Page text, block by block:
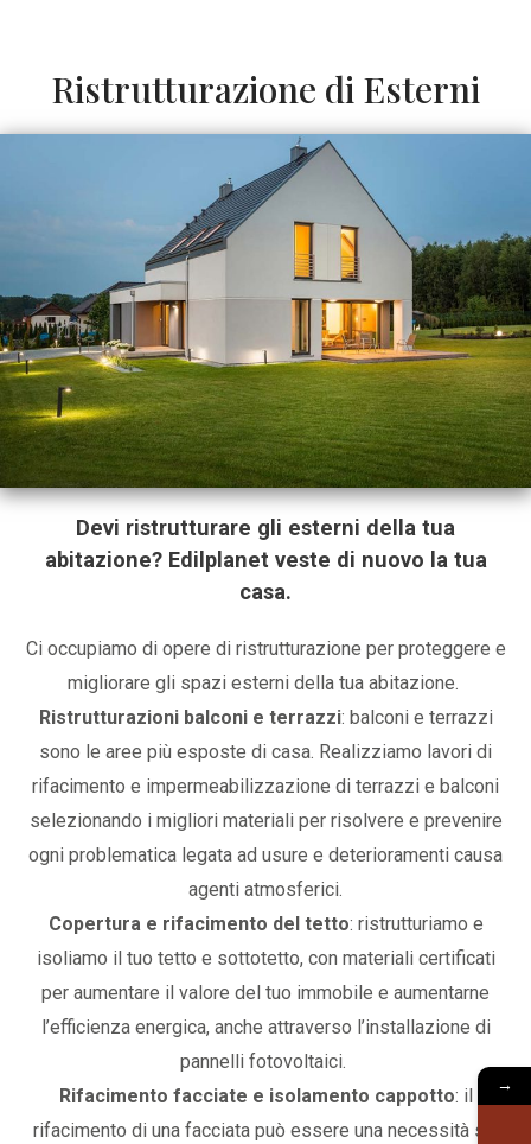
Ristrutturazione di Esterni
Devi ristrutturare gli esterni della tua
abitazione? Edilplanet veste di nuovo la tua
casa.
Ci occupiamo di opere di ristrutturazione per proteggere e
migliorare gli spazi esterni della tua abitazione.
Ristrutturazioni balconi e terrazzi: balconi e terrazzi
sono le aree più esposte di casa. Realizziamo lavori di
rifacimento e impermeabilizzazione di terrazzi e balconi
selezionando i migliori materiali per risolvere e prevenire
ogni problematica legata ad usure e deterioramenti causa
agenti atmosferici.
Copertura e rifacimento del tetto: ristrutturiamo e
isoliamo il tuo tetto e sottotetto, con materiali certificati
per aumentare il valore del tuo immobile e aumentarne
l’efficienza energica, anche attraverso l’installazione di
pannelli fotovoltaici.
Rifacimento facciate e isolamento cappotto: il
rifacimento di una facciata può essere una necessità sia
→